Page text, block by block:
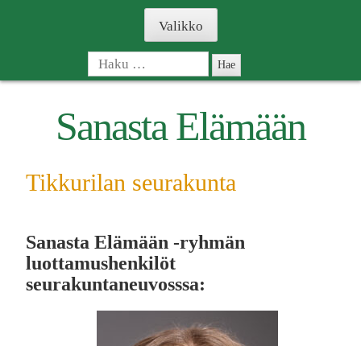
Valikko
Haku:
Sanasta Elämään
Tikkurilan seurakunta
Sanasta Elämään -ryhmän
luottamushenkilöt
seurakuntaneuvosssa: